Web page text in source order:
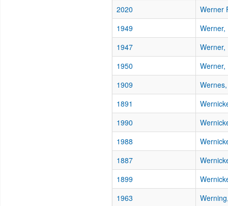
2020
Werner
1949
Werner,
1947
Werner,
1950
1909
1891
1990
1988
1887
1899
1963